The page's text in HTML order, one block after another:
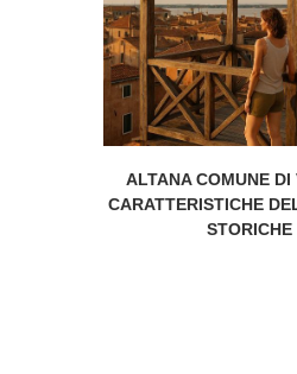
ALTANA COMUNE DI
CARATTERISTICHE
STORICHE